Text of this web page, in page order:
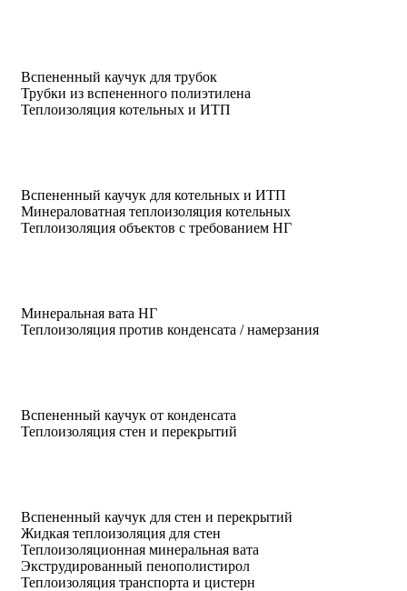
Вспененный каучук для трубок
Трубки из вспененного полиэтилена
Теплоизоляция котельных и ИТП
Вспененный каучук для котельных и ИТП
Минераловатная теплоизоляция котельных
Теплоизоляция объектов с требованием НГ
Минеральная вата НГ
Теплоизоляция против конденсата / намерзания
Вспененный каучук от конденсата
Теплоизоляция стен и перекрытий
Вспененный каучук для стен и перекрытий
Жидкая теплоизоляция для стен
Теплоизоляционная минеральная вата
Экструдированный пенополистирол
Теплоизоляция транспорта и цистерн